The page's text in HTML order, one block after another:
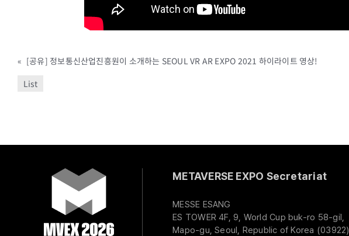
« [공유] 정보통신산업진흥원이 소개하는 SEOUL VR AR EXPO 2021 하이라이트 영상!
List
METAVERSE EXPO Secretariat
MESSE ESANG
ES TOWER 4F, 9, World Cup buk-ro 58-gil,
Mapo-gu, Seoul, Republic of Korea (03922)